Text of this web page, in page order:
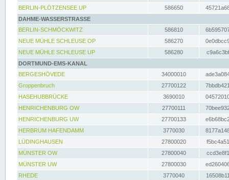
BERLIN-PLÖTZENSEE UP
586650
DAHME-WASSERSTRASSE
BERLIN-SCHMÖCKWITZ
586810
NEUE MÜHLE SCHLEUSE OP
586270
NEUE MÜHLE SCHLEUSE UP
586280
DORTMUND-EMS-KANAL
BERGESHÖVEDE
34000010
Groppenbruch
27700122
HASEHUBBRÜCKE
3690010
HENRICHENBURG OW
27700111
HENRICHENBURG UW
27700133
HERBRUM HAFENDAMM
3770030
LÜDINGHAUSEN
27800020
MÜNSTER OW
27800040
MÜNSTER UW
27800030
RHEDE
3770040